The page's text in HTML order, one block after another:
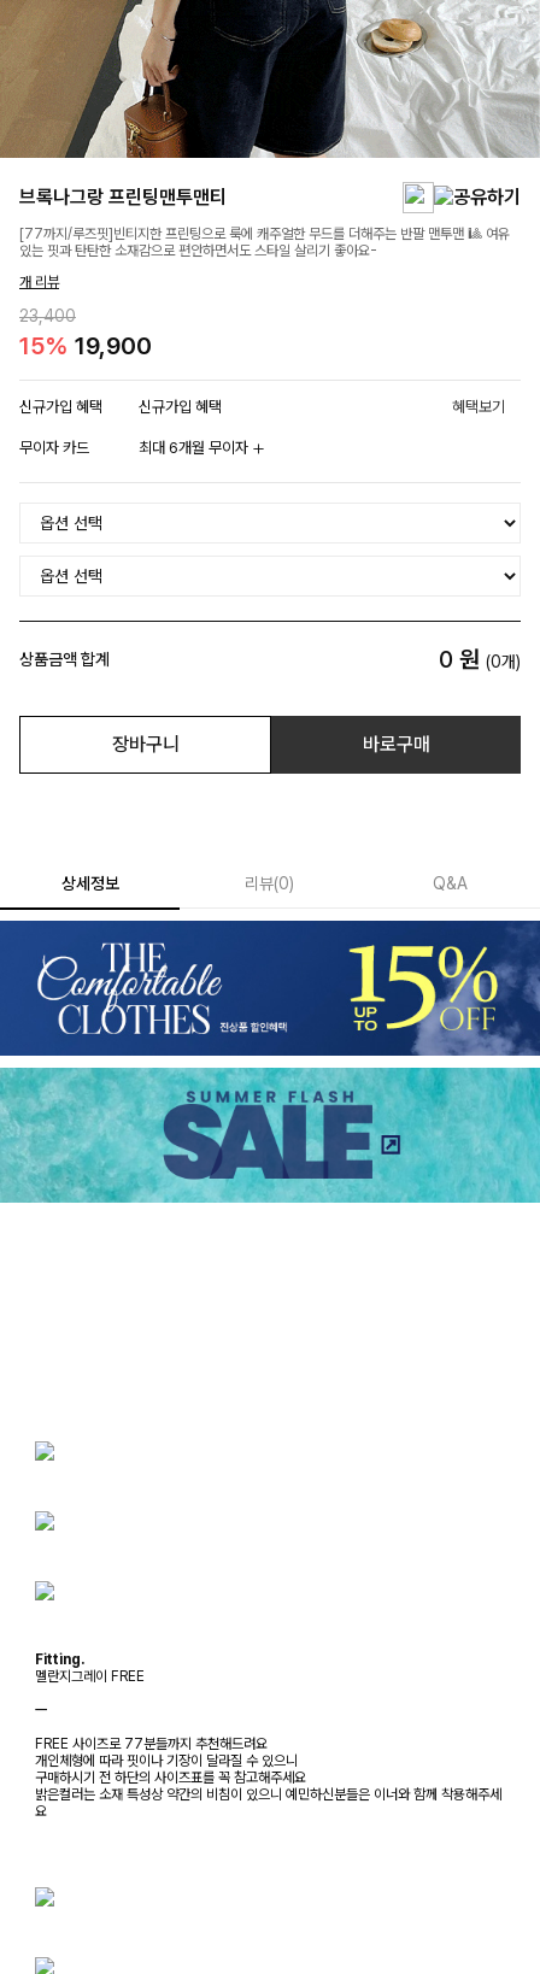
브록나그랑 프린팅맨투맨티
[77까지/루즈핏]빈티지한 프린팅으로 룩에 캐주얼한 무드를 더해주는 반팔 맨투맨 🎱 여유
있는 핏과 탄탄한 소재감으로 편안하면서도 스타일 살리기 좋아요-
개 리뷰
23,400
15% 19,900
신규가입 혜택 신규가입 혜택 혜택보기
무이자 카드 최대 6개월 무이자
상품금액 합계 0 원 (0개)
장바구니 바로구매
상세정보 리뷰(0) Q&A
Fitting.
멜란지그레이 FREE
ㅡ
FREE 사이즈로 77분들까지 추천해드려요
개인체형에 따라 핏이나 기장이 달라질 수 있으니
구매하시기 전 하단의 사이즈표를 꼭 참고해주세요
밝은컬러는 소재 특성상 약간의 비침이 있으니 예민하신분들은 이너와 함께 착용해주세
요